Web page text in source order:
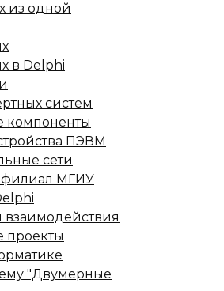
из одной
в Delphi
систем
компоненты
ПЭВМ
сети
МГИУ
"Двумерные